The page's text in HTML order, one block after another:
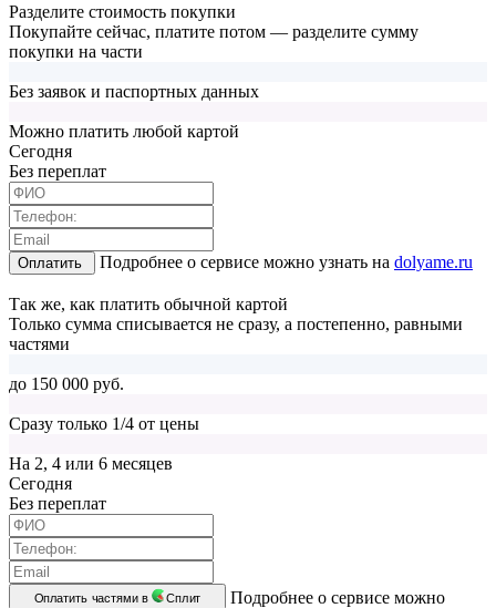
Разделите стоимость покупки
Покупайте сейчас, платите потом — разделите сумму
покупки на части
Без заявок и паспортных данных
Можно платить любой картой
Cегодня
Без переплат
Оплатить Подробнее о сервисе можно узнать на dolyame.ru
Так же, как платить обычной картой
Только сумма списывается не сразу, а постепенно, равными
частями
до 150 000 руб.
Сразу только 1/4 от цены
На 2, 4 или 6 месяцев
Cегодня
Без переплат
Оплатить частями в Сплит
Подробнее о сервисе можно